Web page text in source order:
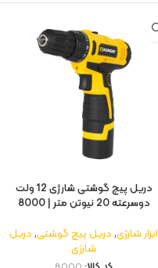
دریل پیچ گوشتی شارژی 12 ولت
دوسرعته 20 نیوتن متر | 8000
ابزار شارژی,دریل پیچ گوشتی,دریل
شارژی